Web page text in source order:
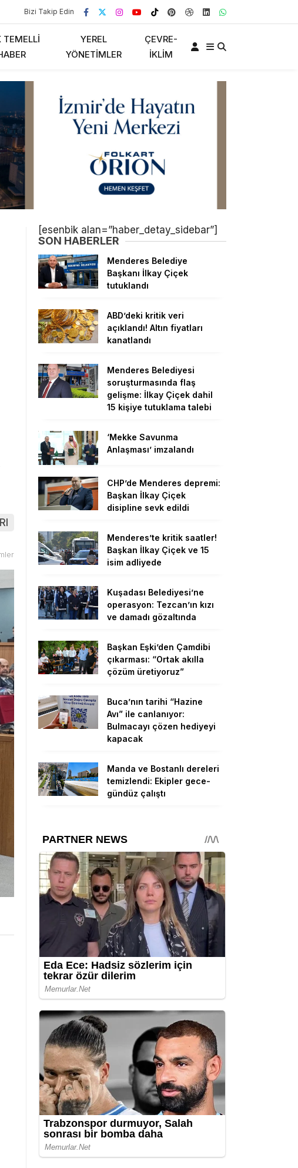
Bizi Takip Edin
TEMELLI
YEREL
YÖNETIMLER
ÇEVRE-
İKLIM
[esenbik alan=”haber_detay_sidebar”]
SON HABERLER
Menderes Belediye
Başkanı İlkay Çiçek
tutuklandı
ABD’deki kritik veri
açıklandı! Altın fiyatları
kanatlandı
Menderes Belediyesi
soruşturmasında flaş
gelişme: İlkay Çiçek dahil
15 kişiye tutuklama talebi
‘Mekke Savunma
Anlaşması’ imzalandı
CHP’de Menderes depremi:
Başkan İlkay Çiçek
disipline sevk edildi
Menderes’te kritik saatler!
Başkan İlkay Çiçek ve 15
isim adliyede
Kuşadası Belediyesi’ne
operasyon: Tezcan’ın kızı
ve damadı gözaltında
Başkan Eşki’den Çamdibi
çıkarması: “Ortak akılla
çözüm üretiyoruz”
Buca’nın tarihi “Hazine
Avı” ile canlanıyor:
Bulmacayı çözen hediyeyi
kapacak
Manda ve Bostanlı dereleri
temizlendi: Ekipler gece-
gündüz çalıştı